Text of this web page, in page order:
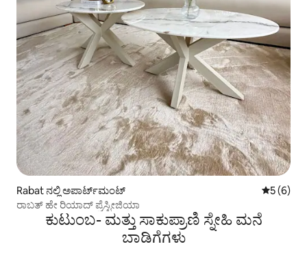
Rabat ನಲ್ಲಿ ಅಪಾರ್ಟ್‌ಮಂಟ್ 5 ರಲ್ಲಿ 5
5 (6)
ರಾಬತ್ ಹೇ ರಿಯಾದ್ ಪ್ರೆಸ್ಟೀಜಿಯಾ
ಕುಟುಂಬ- ಮತ್ತು ಸಾಕುಪ್ರಾಣಿ ಸ್ನೇಹಿ ಮನೆ
ಬಾಡಿಗೆಗಳು